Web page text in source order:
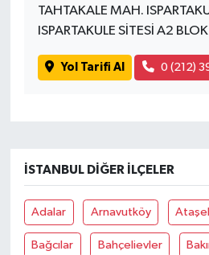
TAHTAKALE MAH.
ISPARTAKULE SİTESİ A2
Yol Tarifi Al 0 (212)
İSTANBUL DIĞER İLÇELER
Adalar Arnavutköy
Bağcılar Bahçelievler